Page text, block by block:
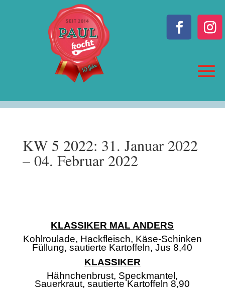
KW 5 2022: 31. Januar 2022
– 04. Februar 2022
KLASSIKER MAL ANDERS
Kohlroulade, Hackfleisch, Käse-Schinken
Füllung, sautierte Kartoffeln, Jus 8,40
KLASSIKER
Hähnchenbrust, Speckmantel,
Sauerkraut, sautierte Kartoffeln 8,90